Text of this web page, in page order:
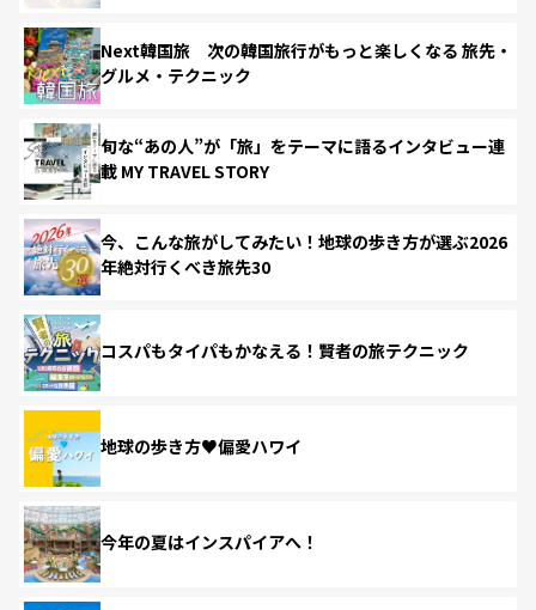
Next韓国旅 次の韓国旅行がもっと楽しくなる 旅先・
グルメ・テクニック
旬な“あの人”が「旅」をテーマに語るインタビュー連
載 MY TRAVEL STORY
今、こんな旅がしてみたい！地球の歩き方が選ぶ2026
年絶対行くべき旅先30
コスパもタイパもかなえる！賢者の旅テクニック
地球の歩き方♥偏愛ハワイ
今年の夏はインスパイアへ！